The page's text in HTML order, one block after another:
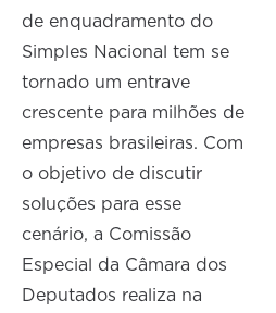
de enquadramento do
Simples Nacional tem se
tornado um entrave
crescente para milhões de
empresas brasileiras. Com
o objetivo de discutir
soluções para esse
cenário, a Comissão
Especial da Câmara dos
Deputados realiza na